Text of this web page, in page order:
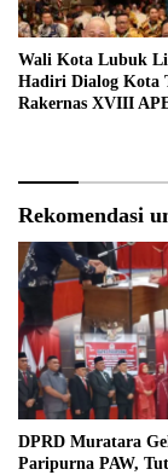
Wali Kota Lubuk
Hadiri Dialog Kota
Rakernas XVIII
Rekomendasi
DPRD Muratara
Paripurna PAW,